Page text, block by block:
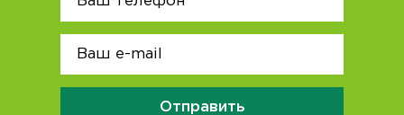
Отправить